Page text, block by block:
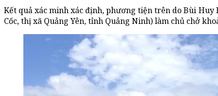
Kết quả xác minh xác định, phương tiện trên do Bùi Huy
Cốc, thị xã Quảng Yên, tỉnh Quảng Ninh) làm chủ chở